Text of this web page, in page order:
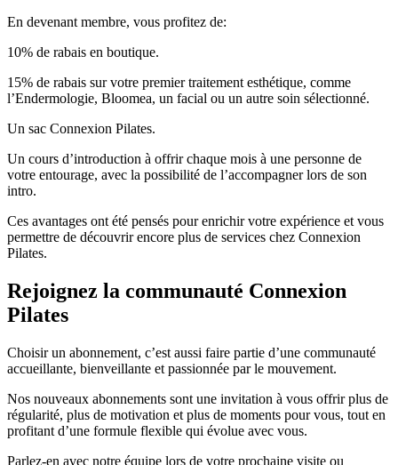
En devenant membre, vous profitez de:
10% de rabais en boutique.
15% de rabais sur votre premier traitement esthétique, comme
l’Endermologie, Bloomea, un facial ou un autre soin sélectionné.
Un sac Connexion Pilates.
Un cours d’introduction à offrir chaque mois à une personne de
votre entourage, avec la possibilité de l’accompagner lors de son
intro.
Ces avantages ont été pensés pour enrichir votre expérience et vous
permettre de découvrir encore plus de services chez Connexion
Pilates.
Rejoignez la communauté Connexion
Pilates
Choisir un abonnement, c’est aussi faire partie d’une communauté
accueillante, bienveillante et passionnée par le mouvement.
Nos nouveaux abonnements sont une invitation à vous offrir plus de
régularité, plus de motivation et plus de moments pour vous, tout en
profitant d’une formule flexible qui évolue avec vous.
Parlez-en avec notre équipe lors de votre prochaine visite ou